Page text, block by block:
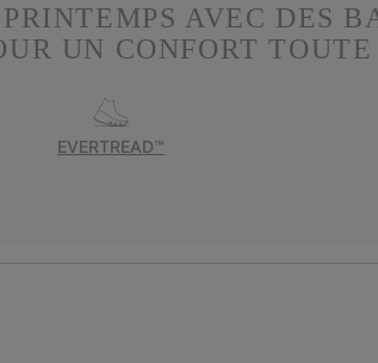
AVEC DES
UN CONFORT
EVERTREAD™